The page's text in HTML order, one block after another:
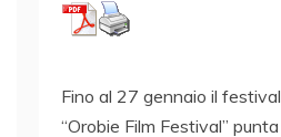
Fino al 27 gennaio il
“Orobie Film Festival”